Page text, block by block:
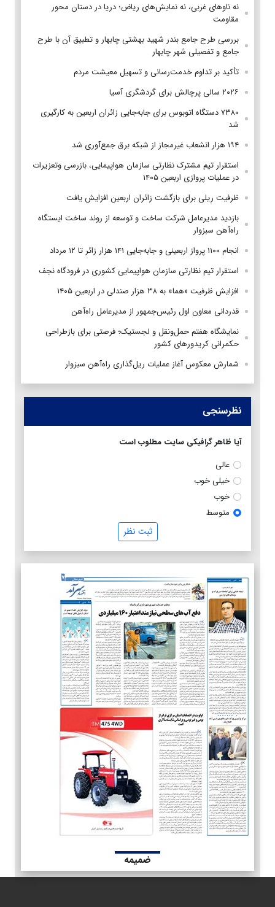
نه ناوهای غربی، نه نمایش‌های ریاض؛ دریا در دستان محور
مقاومت
بررسی طرح جامع بندر شهید بهشتی چابهار و تطبیق آن با طرح
جامع و تفصیلی شهر چابهار
تأکید بر تداوم خدمت‌رسانی و تسهیل معیشت مردم
۲۰۲۶ سالی پرچالش برای گردشگری آسیا
۷۳۸۰ دستگاه اتوبوس برای جابه‌جایی زائران اربعین به‌ کارگیری
شد
۱۹۴ هزار انشعاب غیرمجاز از شبکه برق جمع‌آوری شد
استقرار تیم مشترک نظارتی سازمان هواپیمایی، بازرسی وتعزیرات
در عملیات پروازی اربعین ۱۴۰۵
ظرفیت ریلی برای بازگشت زائران اربعین افزایش یافت
بازدید مدیرعامل شرکت ساخت و توسعه از روند ساخت ایستگاه
راه‌آهن سبزوار
انجام ۱۱۰۰ پرواز اربعینی و جابه‌جایی ۱۴۱ هزار زائر تا ۱۲ مرداد
استقرار تیم‌ نظارتی سازمان هواپیمایی کشوری در فرودگاه نجف
افزایش ظرفیت «هما» به ۳۸ هزار صندلی در اربعین ۱۴۰۵
قدردانی معاون اول رئیس‌جمهور از مدیرعامل راه‌آهن
نمایشگاه هفتم حمل‌ونقل و لجستیک؛ فرصتی برای بازطراحی
حکمرانی کریدورهای کشور
شمارش معکوس آغاز عملیات ریل‌گذاری راه‌آهن سبزوار
نظرسنجی
آیا ظاهر گرافیکی سایت مطلوب است
عالی
خیلی خوب
خوب
متوسط
ثبت نظر
ضمیمه